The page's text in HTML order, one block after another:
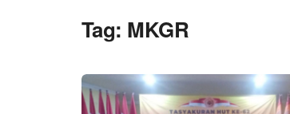
Tag: MKGR